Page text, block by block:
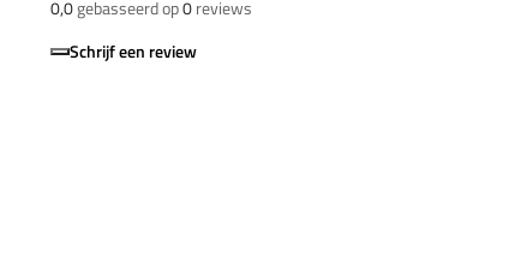
0,0gebasseerd op0reviews
Schrijf een review